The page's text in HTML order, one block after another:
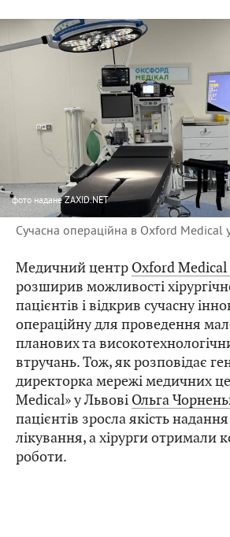
фото надане ZAXID.NET
Сучасна операційна в Oxford Medical
Медичний центр Oxford Medical
розширив можливості
пацієнтів і відкрив сучасну
операційну для проведення
планових та
втручань. Тож, як розповідає
директорка мережі медичних
Medical» у Львові Ольга
пацієнтів зросла якість
лікування, а хірурги отримали
роботи.